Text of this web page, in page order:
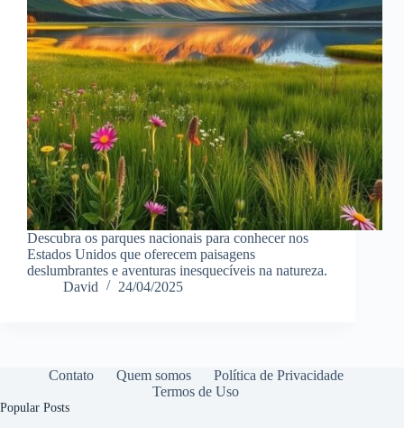
Descubra os parques nacionais para conhecer nos
Estados Unidos que oferecem paisagens
deslumbrantes e aventuras inesquecíveis na natureza.
David
24/04/2025
Contato Quem somos
Política de Privacidade
Termos de Uso
Popular Posts